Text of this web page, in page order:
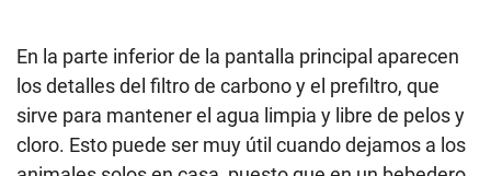
En la parte inferior de la pantalla principal aparecen
los detalles del filtro de carbono y el prefiltro, que
sirve para mantener el agua limpia y libre de pelos y
cloro. Esto puede ser muy útil cuando dejamos a los